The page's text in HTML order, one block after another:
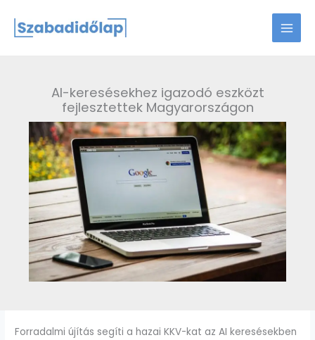
content
AI-keresésekhez igazodó eszközt
fejlesztettek Magyarországon
Forradalmi újítás segíti a hazai KKV-kat az AI keresésekben